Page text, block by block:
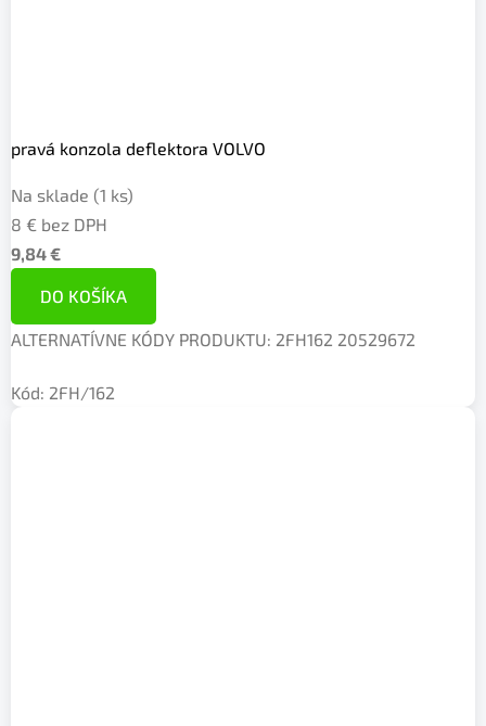
pravá konzola deflektora VOLVO
Na sklade (1 ks)
8 € bez DPH
9,84 €
DO KOŠÍKA
ALTERNATÍVNE KÓDY PRODUKTU: 2FH162 20529672
Kód: 2FH/162